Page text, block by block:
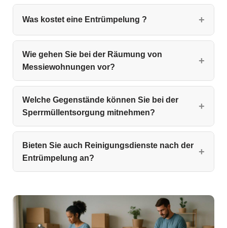
Was kostet eine Entrümpelung ?
Wie gehen Sie bei der Räumung von
Messiewohnungen vor?
Welche Gegenstände können Sie bei der
Sperrmüllentsorgung mitnehmen?
Bieten Sie auch Reinigungsdienste nach der
Entrümpelung an?